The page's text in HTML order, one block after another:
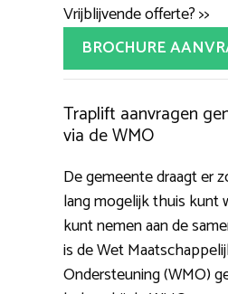
Vrijblijvende offerte? >>
BROCHURE
Traplift aanvragen
via de WMO
De gemeente draagt er
lang mogelijk thuis kunt
kunt nemen aan de
is de Wet
Ondersteuning (WMO)